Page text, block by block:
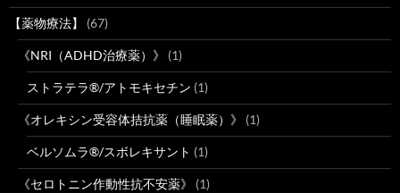
【薬物療法】 (67)
《NRI（ADHD治療薬）》 (1)
ストラテラ®/アトモキセチン (1)
《オレキシン受容体拮抗薬（睡眠薬）》 (1)
ベルソムラ®/スボレキサント (1)
《セロトニン作動性抗不安薬》 (1)